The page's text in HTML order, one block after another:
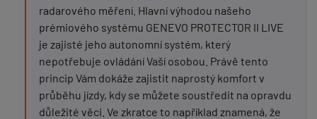
radarového měření. Hlavní výhodou našeho
prémiového systému GENEVO PROTECTOR II LIVE
je zajisté jeho autonomní systém, který
nepotřebuje ovládání Vaší osobou. Právě tento
princip Vám dokáže zajistit naprostý komfort v
průběhu jízdy, kdy se můžete soustředit na opravdu
důležité věci. Ve zkratce to například znamená, že